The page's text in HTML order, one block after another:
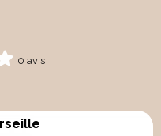
0 avis